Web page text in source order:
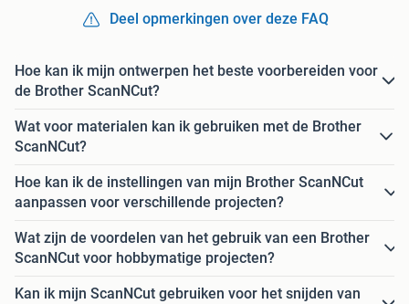
Deel opmerkingen over deze FAQ
Hoe kan ik mijn ontwerpen het beste voorbereiden voor
de Brother ScanNCut?
Wat voor materialen kan ik gebruiken met de Brother
ScanNCut?
Hoe kan ik de instellingen van mijn Brother ScanNCut
aanpassen voor verschillende projecten?
Wat zijn de voordelen van het gebruik van een Brother
ScanNCut voor hobbymatige projecten?
Kan ik mijn ScanNCut gebruiken voor het snijden van